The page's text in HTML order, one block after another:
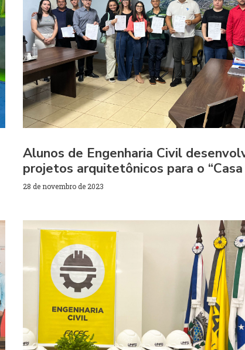
Alunos de Engenharia Civil
projetos arquitetônicos para o “Casa
28 de novembro de 2023